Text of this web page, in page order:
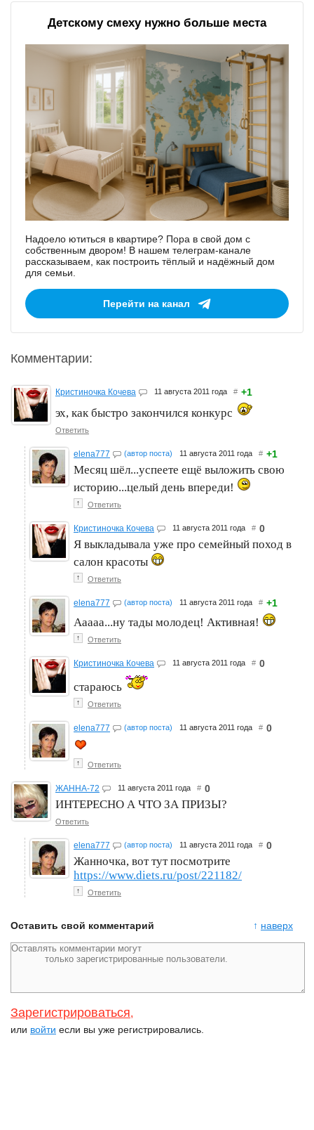
Детскому смеху нужно больше места
Надоело ютиться в квартире? Пора в свой дом с
собственным двором! В нашем телеграм-канале
рассказываем, как построить тёплый и надёжный дом
для семьи.
Перейти на канал
Комментарии:
Кристиночка Кочева 11 августа 2011 года # +1
эх, как быстро закончился конкурс
Ответить
elena777 (автор поста) 11 августа 2011 года # +1
Месяц шёл...успеете ещё выложить свою
историю...целый день впереди!
↑ Ответить
Кристиночка Кочева 11 августа 2011 года # 0
Я выкладывала уже про семейный поход в
салон красоты
↑ Ответить
elena777 (автор поста) 11 августа 2011 года # +1
Ааааа...ну тады молодец! Активная!
↑ Ответить
Кристиночка Кочева 11 августа 2011 года # 0
стараюсь
↑ Ответить
elena777 (автор поста) 11 августа 2011 года # 0
↑ Ответить
ЖАННА-72 11 августа 2011 года # 0
ИНТЕРЕСНО А ЧТО ЗА ПРИЗЫ?
Ответить
elena777 (автор поста) 11 августа 2011 года # 0
Жанночка, вот тут посмотрите
https://www.diets.ru/post/221182/
↑ Ответить
↑ наверх
Оставить свой комментарий
Зарегистрироваться,
или войти если вы уже регистрировались.